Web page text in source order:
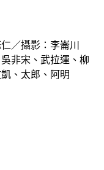
／攝影：李崙川
非宋、武拉運、柳
、太郎、阿明